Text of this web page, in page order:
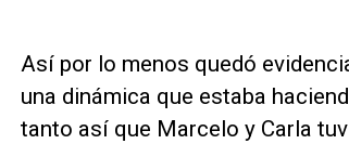
Así por lo menos quedó
una dinámica que estaba
tanto así que Marcelo y Carla